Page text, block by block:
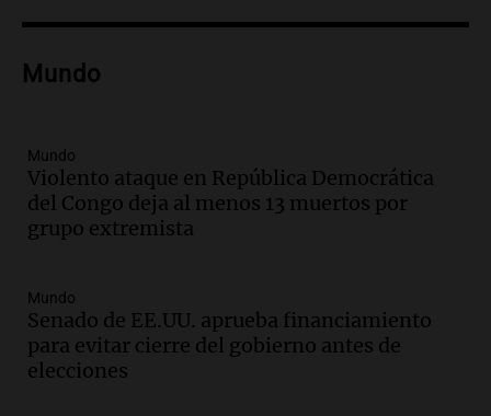
abuso sexual: juicio programado para
Audio.Familiares de Lautaro Britos
convocan marcha por justicia tras su
trágica muerte en Villa Mercedes
Audio.
Reparaciones en acueducto
Novalí finalizan y se normaliza el
suministro de agua en San Luis
Panorama Federal
Mundo
Mundo
Violento ataque en República Democrática
del Congo deja al menos 13 muertos por
grupo extremista
Mundo
Senado de EE.UU. aprueba financiamiento
para evitar cierre del gobierno antes de
elecciones